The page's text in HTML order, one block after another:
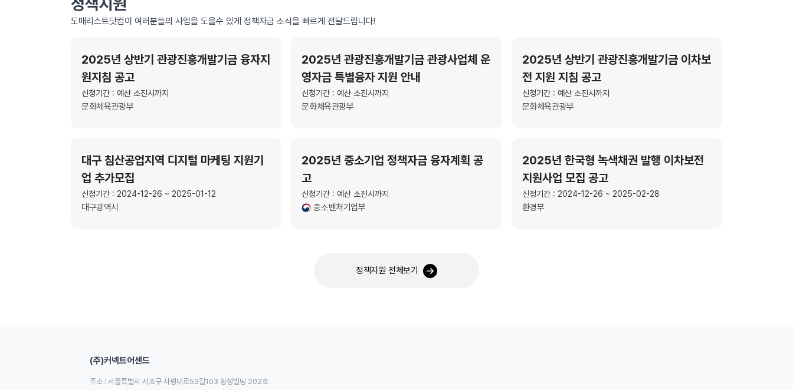
도매리스트닷컴이 여러분들의 사업을 도울수 있게 정책자금 소식을 빠르게 전달드립니다!
2025년 상반기 관광진흥개발기금 융자지
원지침 공고
신청기간 : 예산 소진시까지
문화체육관광부
2025년 관광진흥개발기금 관광사업체 운
영자금 특별융자 지원 안내
신청기간 : 예산 소진시까지
문화체육관광부
2025년 상반기 관광진흥개발기금 이차보
전 지원 지침 공고
신청기간 : 예산 소진시까지
문화체육관광부
대구 침산공업지역 디지털 마케팅 지원기
업 추가모집
신청기간 : 2024-12-26 ~ 2025-01-12
대구광역시
2025년 중소기업 정책자금 융자계획 공
고
신청기간 : 예산 소진시까지
중소벤처기업부
2025년 한국형 녹색채권 발행 이차보전
지원사업 모집 공고
신청기간 : 2024-12-26 ~ 2025-02-28
환경부
정책지원 전체보기
(주)커넥트어센드
주소 : 서울특별시 서초구 사평대로53길103 창성빌딩 202호